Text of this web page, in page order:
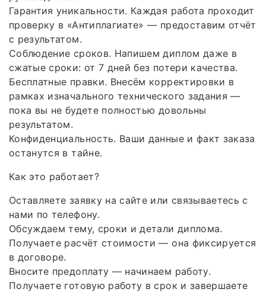
Гарантия уникальности. Каждая работа проходит
проверку в «Антиплагиате» — предоставим отчёт
с результатом.
Соблюдение сроков. Напишем диплом даже в
сжатые сроки: от 7 дней без потери качества.
Бесплатные правки. Внесём корректировки в
рамках изначального технического задания —
пока вы не будете полностью довольны
результатом.
Конфиденциальность. Ваши данные и факт заказа
останутся в тайне.
Как это работает?
Оставляете заявку на сайте или связываетесь с
нами по телефону.
Обсуждаем тему, сроки и детали диплома.
Получаете расчёт стоимости — она фиксируется
в договоре.
Вносите предоплату — начинаем работу.
Получаете готовую работу в срок и завершаете